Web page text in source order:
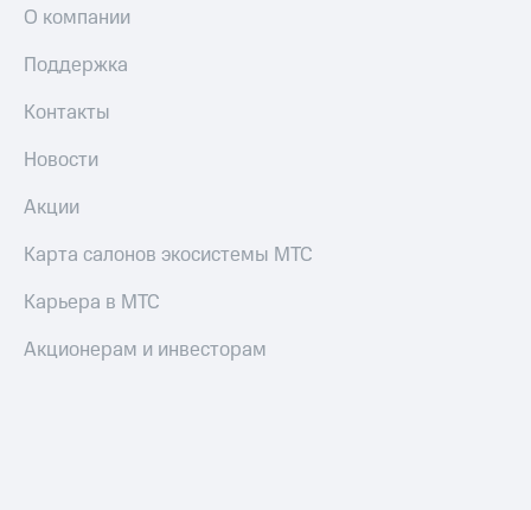
О компании
Поддержка
Контакты
Новости
Акции
Карта салонов экосистемы МТС
Карьера в МТС
Акционерам и инвесторам